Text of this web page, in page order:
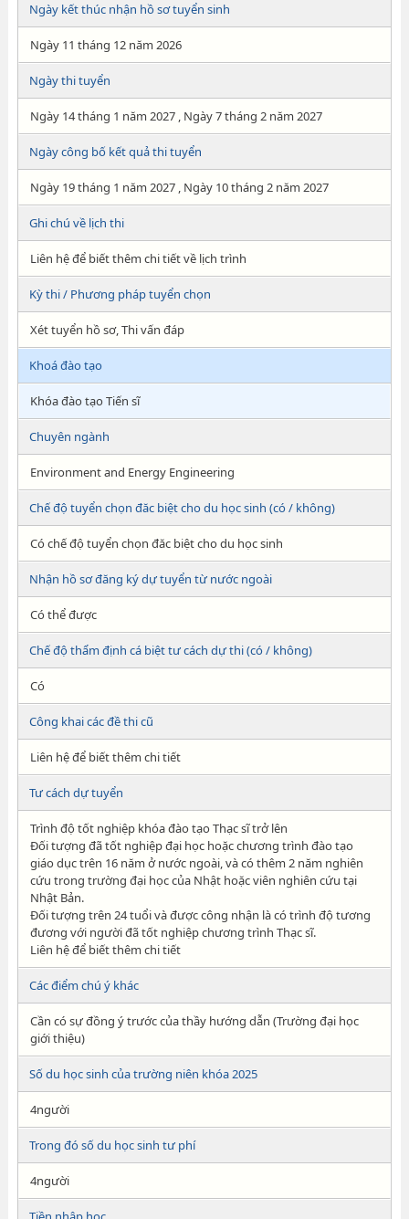
Ngày kết thúc nhận hồ sơ tuyển sinh
Ngày 11 tháng 12 năm 2026
Ngày thi tuyển
Ngày 14 tháng 1 năm 2027 , Ngày 7 tháng 2 năm 2027
Ngày công bố kết quả thi tuyển
Ngày 19 tháng 1 năm 2027 , Ngày 10 tháng 2 năm 2027
Ghi chú về lịch thi
Liên hệ để biết thêm chi tiết về lịch trình
Kỳ thi / Phương pháp tuyển chọn
Xét tuyển hồ sơ, Thi vấn đáp
Khoá đào tạo
Khóa đào tạo Tiến sĩ
Chuyên ngành
Environment and Energy Engineering
Chế độ tuyển chọn đăc biệt cho du học sinh (có / không)
Có chế độ tuyển chọn đăc biệt cho du học sinh
Nhận hồ sơ đăng ký dự tuyển từ nước ngoài
Có thể được
Chế độ thẩm định cá biệt tư cách dự thi (có / không)
Có
Công khai các đề thi cũ
Liên hệ để biết thêm chi tiết
Tư cách dự tuyển
Trình độ tốt nghiệp khóa đào tạo Thạc sĩ trở lên
Đối tượng đã tốt nghiệp đại học hoặc chương trình đào tạo
giáo dục trên 16 năm ở nước ngoài, và có thêm 2 năm nghiên
cứu trong trường đại học của Nhật hoặc viên nghiên cứu tại
Nhật Bản.
Đối tượng trên 24 tuổi và được công nhận là có trình độ tương
đương với người đã tốt nghiệp chương trình Thạc sĩ.
Liên hệ để biết thêm chi tiết
Các điểm chú ý khác
Cần có sự đồng ý trước của thầy hướng dẫn (Trường đại học
giới thiệu)
Số du học sinh của trường niên khóa 2025
4người
Trong đó số du học sinh tư phí
4người